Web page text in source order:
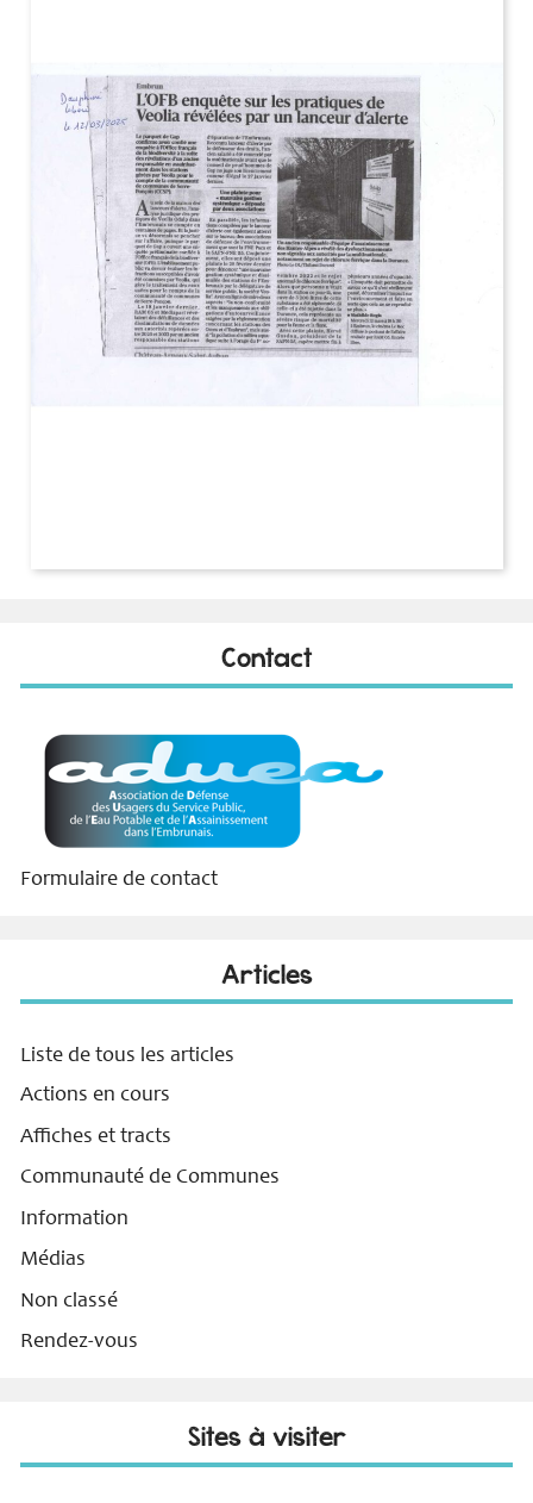
Contact
Formulaire de contact
Articles
Liste de tous les articles
Actions en cours
Affiches et tracts
Communauté de Communes
Information
Médias
Non classé
Rendez-vous
Sites à visiter